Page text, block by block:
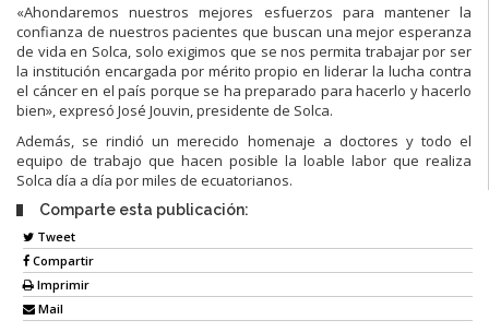
«Ahondaremos nuestros mejores esfuerzos para mantener la
confianza de nuestros pacientes que buscan una mejor esperanza
de vida en Solca, solo exigimos que se nos permita trabajar por ser
la institución encargada por mérito propio en liderar la lucha contra
el cáncer en el país porque se ha preparado para hacerlo y hacerlo
bien», expresó José Jouvin, presidente de Solca.
Además, se rindió un merecido homenaje a doctores y todo el
equipo de trabajo que hacen posible la loable labor que realiza
Solca día a día por miles de ecuatorianos.
Comparte esta publicación:
Tweet
Compartir
Imprimir
Mail